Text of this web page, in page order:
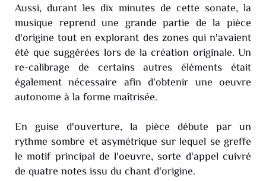
Aussi, durant les dix minutes de cette sonate, la
musique reprend une grande partie de la pièce
d'origine tout en explorant des zones qui n'avaient
été que suggérées lors de la création originale. Un
re-calibrage de certains autres éléments était
également nécessaire afin d'obtenir une oeuvre
autonome à la forme maîtrisée.
En guise d'ouverture, la pièce débute par un
rythme sombre et asymétrique sur lequel se greffe
le motif principal de l'oeuvre, sorte d'appel cuivré
de quatre notes issu du chant d'origine.